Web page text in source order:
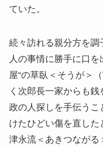
ていた。
続々訪れる親分方を
人の事情に勝手に口を
屋“の草臥＜そうが＞
く次郎長一家からも
政の人探しを手伝う
けたひどい傷を直し
津永流＜あきつなが